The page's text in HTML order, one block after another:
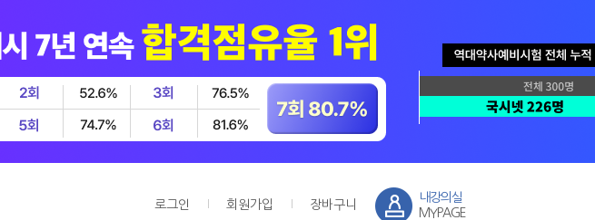
로그인 회원가입 장바구니
내강의실
MYPAGE